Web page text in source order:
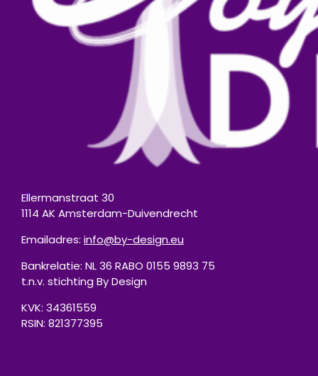
Ellermanstraat 30
1114 AK Amsterdam-Duivendrecht
Emailadres: info@by-design.eu
Bankrelatie: NL 36 RABO 0155 9893 75
t.n.v. stichting By Design
KVK: 34361559
RSIN: 821377395